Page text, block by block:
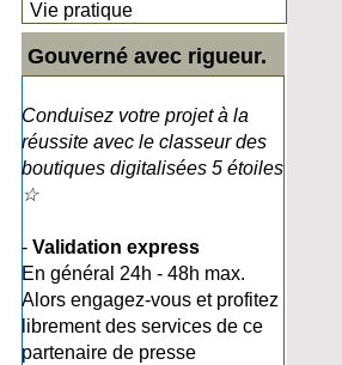
Vie pratique
Gouverné avec rigueur.
Conduisez votre projet à la
réussite avec le classeur des
boutiques digitalisées 5 étoiles
☆
- Validation express
En général 24h - 48h max.
Alors engagez-vous et profitez
librement des services de ce
partenaire de presse